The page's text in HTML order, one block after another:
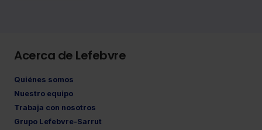
Acerca de Lefebvre
Quiénes somos
Nuestro equipo
Trabaja con nosotros
Grupo Lefebvre-Sarrut